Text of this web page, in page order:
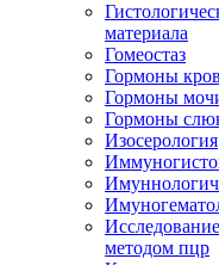
материала
Гомеостаз
Гормоны
Гормоны
Гормоны
Изосерология
методом пцр